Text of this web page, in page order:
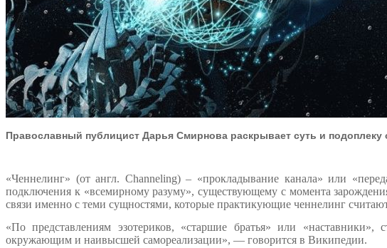
Православный публицист Дарья Смирнова раскрывает суть и подоплеку
«Ченнелинг» (от англ. Channeling) – «прокладывание канала» или
подключения к «всемирному разуму», существующему с момента
связи именно с теми сущностями, которые практикующие ченнелинг
«По представлениям эзотериков, «старшие братья» или «наставники»,
окружающим и наивысшей самореализации», — говорится в Википедии.